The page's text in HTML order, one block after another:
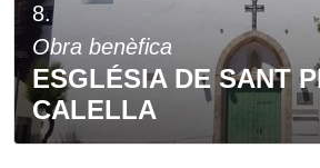
8.
Obra benèfica
ESGLÉSIA DE SANT
CALELLA